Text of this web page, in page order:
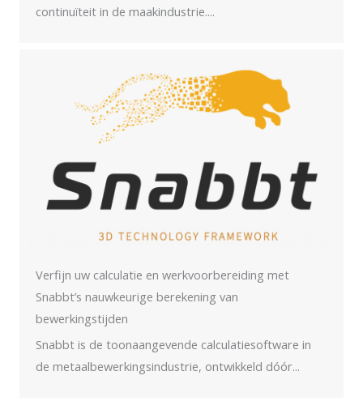
continuïteit in de maakindustrie....
Verfijn uw calculatie en werkvoorbereiding met
Snabbt’s nauwkeurige berekening van
bewerkingstijden
Snabbt is de toonaangevende calculatiesoftware in
de metaalbewerkingsindustrie, ontwikkeld dóór...